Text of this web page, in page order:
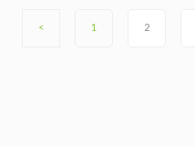
< 1 2